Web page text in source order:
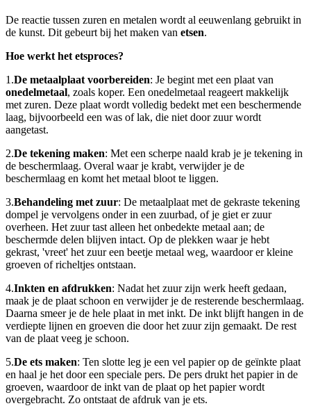
De reactie tussen zuren en metalen wordt al eeuwenlang gebruikt in
de kunst. Dit gebeurt bij het maken van etsen.
Hoe werkt het etsproces?
1.De metaalplaat voorbereiden: Je begint met een plaat van
onedelmetaal, zoals koper. Een onedelmetaal reageert makkelijk
met zuren. Deze plaat wordt volledig bedekt met een beschermende
laag, bijvoorbeeld een was of lak, die niet door zuur wordt
aangetast.
2.De tekening maken: Met een scherpe naald krab je je tekening in
de beschermlaag. Overal waar je krabt, verwijder je de
beschermlaag en komt het metaal bloot te liggen.
3.Behandeling met zuur: De metaalplaat met de gekraste tekening
dompel je vervolgens onder in een zuurbad, of je giet er zuur
overheen. Het zuur tast alleen het onbedekte metaal aan; de
beschermde delen blijven intact. Op de plekken waar je hebt
gekrast, 'vreet' het zuur een beetje metaal weg, waardoor er kleine
groeven of richeltjes ontstaan.
4.Inkten en afdrukken: Nadat het zuur zijn werk heeft gedaan,
maak je de plaat schoon en verwijder je de resterende beschermlaag.
Daarna smeer je de hele plaat in met inkt. De inkt blijft hangen in de
verdiepte lijnen en groeven die door het zuur zijn gemaakt. De rest
van de plaat veeg je schoon.
5.De ets maken: Ten slotte leg je een vel papier op de geïnkte plaat
en haal je het door een speciale pers. De pers drukt het papier in de
groeven, waardoor de inkt van de plaat op het papier wordt
overgebracht. Zo ontstaat de afdruk van je ets.